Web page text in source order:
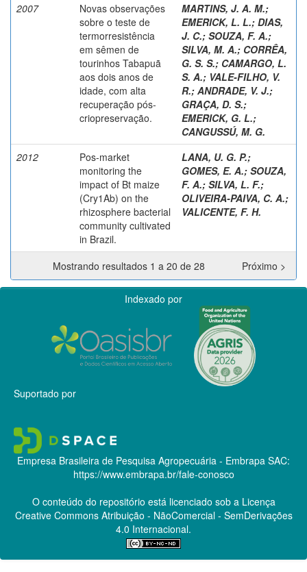
2007
Novas observações
sobre o teste de
termorresistência
em sêmen de
tourinhos Tabapuã
aos dois anos de
idade, com alta
recuperação pós-
criopreservação.
MARTINS, J. A. M.;
EMERICK, L. L.; DIAS,
J. C.; SOUZA, F. A.;
SILVA, M. A.; CORRÊA,
G. S. S.; CAMARGO, L.
S. A.; VALE-FILHO, V.
R.; ANDRADE, V. J.;
GRAÇA, D. S.;
EMERICK, G. L.;
CANGUSSÚ, M. G.
2012
Pos-market
monitoring the
impact of Bt maize
(Cry1Ab) on the
rhizosphere bacterial
community cultivated
in Brazil.
LANA, U. G. P.;
GOMES, E. A.; SOUZA,
F. A.; SILVA, L. F.;
OLIVEIRA-PAIVA, C. A.;
VALICENTE, F. H.
Mostrando resultados 1 a 20 de 28 Próximo >
Indexado por
Suportado por
Empresa Brasileira de Pesquisa Agropecuária - Embrapa SAC:
https://www.embrapa.br/fale-conosco
O conteúdo do repositório está licenciado sob a Licença
Creative CommonsAtribuição - NãoComercial - SemDerivações
4.0 Internacional.